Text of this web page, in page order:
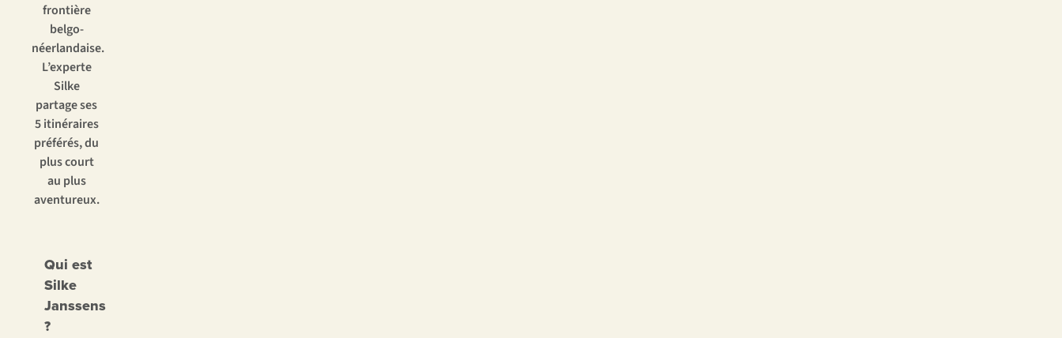
frontière
belgo-
néerlandaise.
L’experte
Silke
partage ses
5 itinéraires
préférés, du
plus court
au plus
aventureux.
Qui est
Silke
Janssens
?